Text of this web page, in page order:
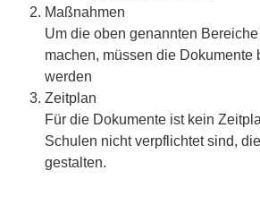
Maßnahmen
Um die oben genannten
machen, müssen die Dokumente
werden
Zeitplan
Für die Dokumente ist kein
Schulen nicht verpflichtet sind,
gestalten.